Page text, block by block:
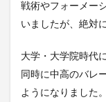
戦術やフォーメー
いましたが、絶対
大学・大学院時代
同時に中高のバレ
ようになりました。